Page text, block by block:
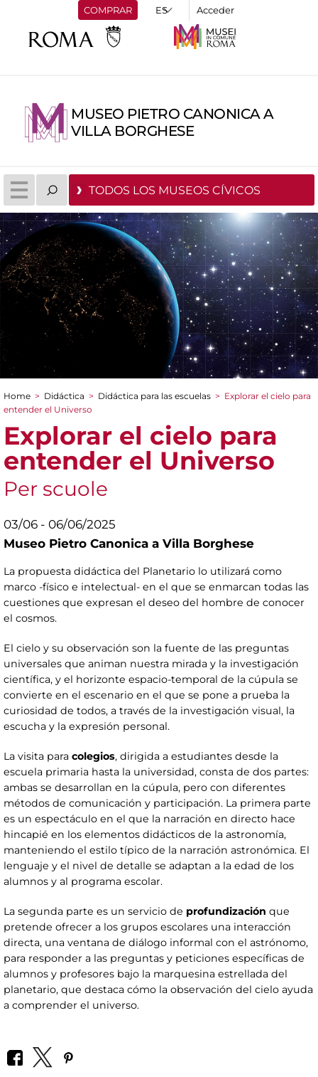
COMPRAR Acceder
MUSEO PIETRO CANONICA A
VILLA BORGHESE
TODOS LOS MUSEOS CÍVICOS
You are here
Home > Didáctica > Didáctica para las escuelas > Explorar el cielo para
entender el Universo
Explorar el cielo para
entender el Universo
Per scuole
03/06 - 06/06/2025
Museo Pietro Canonica a Villa Borghese
La propuesta didáctica del Planetario lo utilizará como
marco -físico e intelectual- en el que se enmarcan todas las
cuestiones que expresan el deseo del hombre de conocer
el cosmos.
El cielo y su observación son la fuente de las preguntas
universales que animan nuestra mirada y la investigación
científica, y el horizonte espacio-temporal de la cúpula se
convierte en el escenario en el que se pone a prueba la
curiosidad de todos, a través de la investigación visual, la
escucha y la expresión personal.
La visita para colegios, dirigida a estudiantes desde la
escuela primaria hasta la universidad, consta de dos partes:
ambas se desarrollan en la cúpula, pero con diferentes
métodos de comunicación y participación. La primera parte
es un espectáculo en el que la narración en directo hace
hincapié en los elementos didácticos de la astronomía,
manteniendo el estilo típico de la narración astronómica. El
lenguaje y el nivel de detalle se adaptan a la edad de los
alumnos y al programa escolar.
La segunda parte es un servicio de profundización que
pretende ofrecer a los grupos escolares una interacción
directa, una ventana de diálogo informal con el astrónomo,
para responder a las preguntas y peticiones específicas de
alumnos y profesores bajo la marquesina estrellada del
planetario, que destaca cómo la observación del cielo ayuda
a comprender el universo.